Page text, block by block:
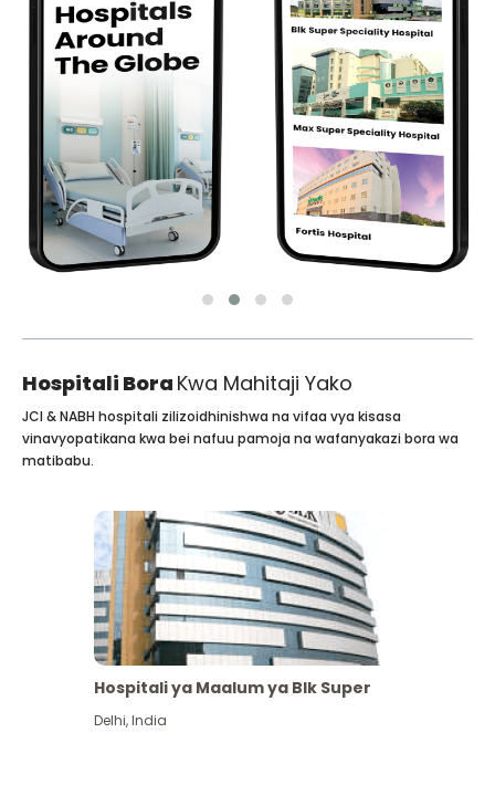
Hospitali Bora Kwa Mahitaji Yako
JCI & NABH hospitali zilizoidhinishwa na vifaa vya kisasa
vinavyopatikana kwa bei nafuu pamoja na wafanyakazi bora wa
matibabu.
Hospitali ya Maalum ya Blk Super
Delhi,India